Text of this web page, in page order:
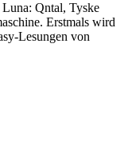
Erstmals wird
Lesungen von